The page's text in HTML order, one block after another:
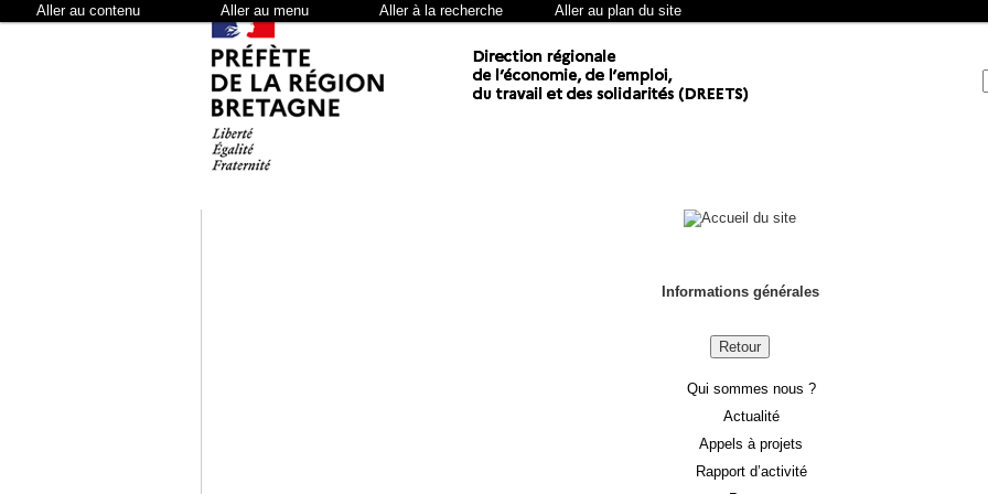
Aller au contenu Aller au menu Aller à la recherche Aller au plan du site
Informations générales
Retour
Qui sommes nous ?
Actualité
Appels à projets
Rapport d’activité